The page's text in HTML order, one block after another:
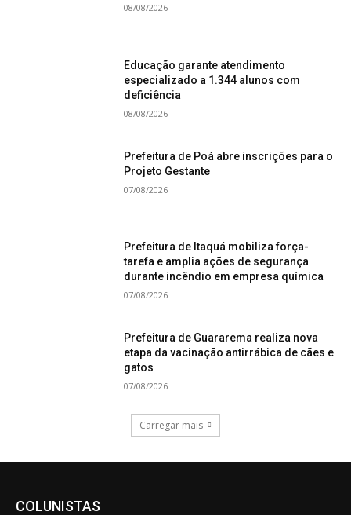
08/08/2026
Educação garante atendimento
especializado a 1.344 alunos com
deficiência
08/08/2026
Prefeitura de Poá abre inscrições para o
Projeto Gestante
07/08/2026
Prefeitura de Itaquá mobiliza força-
tarefa e amplia ações de segurança
durante incêndio em empresa química
07/08/2026
Prefeitura de Guararema realiza nova
etapa da vacinação antirrábica de cães e
gatos
07/08/2026
Carregar mais
COLUNISTAS